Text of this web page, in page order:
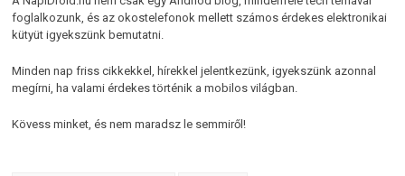
foglalkozunk, és az okostelefonok mellett számos érdekes elektronikai
kütyüt igyekszünk bemutatni.
Minden nap friss cikkekkel, hírekkel jelentkezünk, igyekszünk azonnal
megírni, ha valami érdekes történik a mobilos világban.
Kövess minket, és nem maradsz le semmiről!